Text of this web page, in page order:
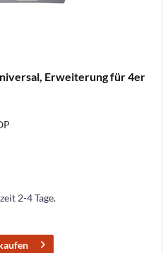
Erweiterung für 4er
2-4 Tage.